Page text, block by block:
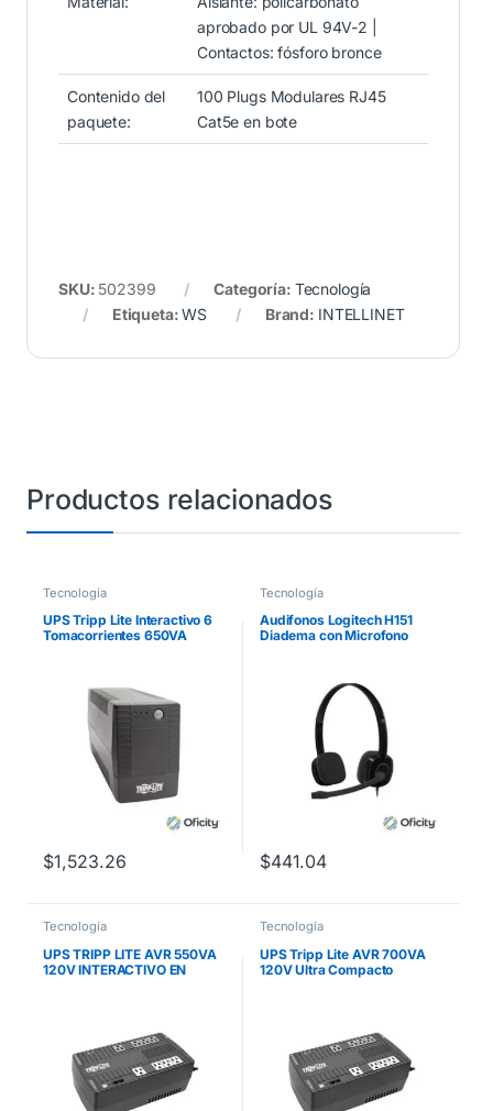
aprobado por UL 94V-2 |
Contactos: fósforo bronce
Contenido del
paquete:
100 Plugs Modulares RJ45
Cat5e en bote
SKU: 502399 Categoría: Tecnología
Etiqueta:WS Brand: INTELLINET
Productos relacionados
Tecnología
UPS Tripp Lite Interactivo 6
Tomacorrientes 650VA
$1,523.26
Tecnología
Audifonos Logitech H151
Diadema con Microfono
$441.04
Tecnología
UPS TRIPP LITE AVR 550VA
120V INTERACTIVO EN
Tecnología
UPS Tripp Lite AVR 700VA
120V Ultra Compacto